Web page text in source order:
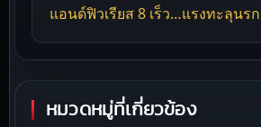
แอนด์ฟิวเรียส 8 เร็ว…แรงทะลุนรก
หมวดหมู่ที่เกี่ยวข้อง